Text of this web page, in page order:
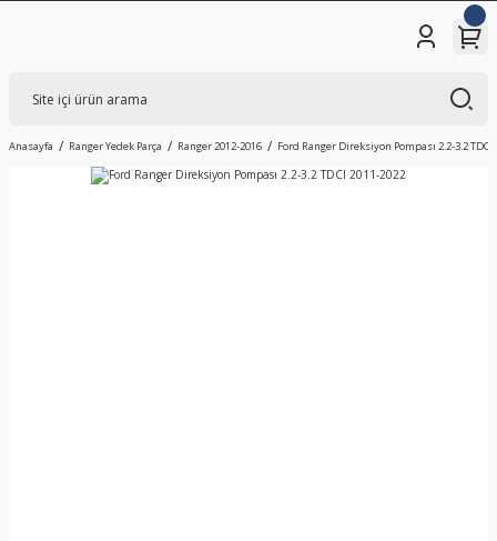
Anasayfa Ranger Yedek Parça Ranger 2012-2016 Ford Ranger Direksiyon Pompası 2.2-3.2 TDCI